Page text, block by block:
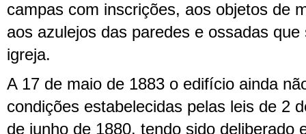
campas com inscrições, aos objetos de
aos azulejos das paredes e ossadas
igreja.
A 17 de maio de 1883 o edifício ainda
condições estabelecidas pelas leis de 2
de junho de 1880, tendo sido deliberado